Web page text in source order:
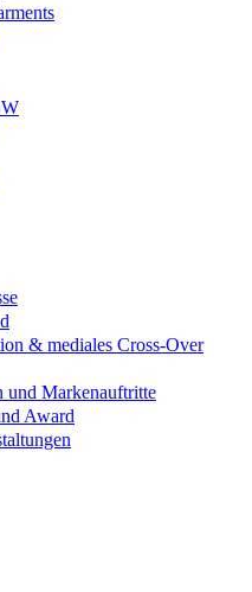
& mediales Cross-Over
und Markenauftritte
Award